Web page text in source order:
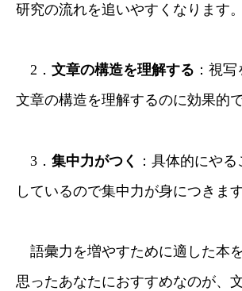
研究の流れを追いやすくなります。
2． 文章の構造を理解する ：視
文章の構造を理解するのに効果的で
3． 集中力がつく
：具体的にや
しているので集中力が身につきます
語彙力を増やすために適した本
思ったあなたにおすすめなのが、